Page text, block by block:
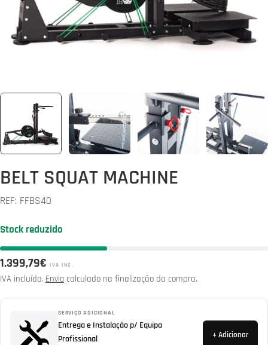
BELT SQUAT MACHINE
REF: FFBS40
Stock reduzido
Preço
normal
1.399,79€ IVA INC.
IVA incluído. Envio calculado na finalização da compra.
SERVIÇO ADICIONAL
Entrega e Instalação p/ Equipa
Profissional
+ Adicionar